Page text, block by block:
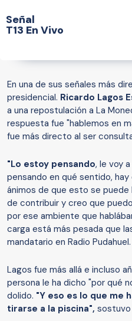
Señal
T13 En Vivo
En una de sus señales más
presidencial. Ricardo Lagos
a una repostulación a La
respuesta fue "hablemos en
fue más directo al ser
"Lo estoy pensando, le voy
pensando en qué sentido,
ánimos de que esto se
de contribuir y creo que
por ese ambiente que
carga está más pesada que
mandatario en Radio Pudahuel.
Lagos fue más allá e incluso
persona le ha dicho "por qué
dolido. "Y eso es lo que me
tirarse a la piscina", sostuvo